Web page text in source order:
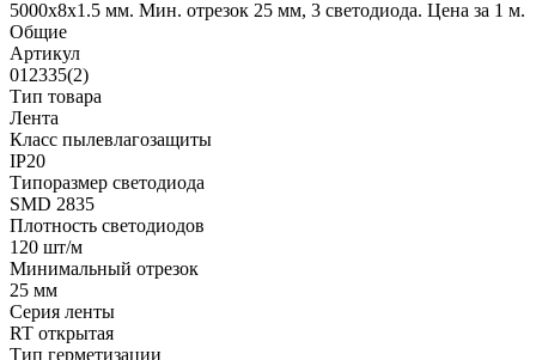
5000x8x1.5 мм. Мин. отрезок 25 мм, 3 светодиода. Цена за 1 м.
Общие
Артикул
012335(2)
Тип товара
Лента
Класс пылевлагозащиты
IP20
Типоразмер светодиода
SMD 2835
Плотность светодиодов
120 шт/м
Минимальный отрезок
25 мм
Серия ленты
RT открытая
Тип герметизации